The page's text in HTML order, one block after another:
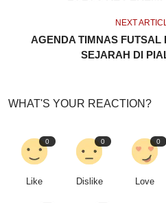
NEXT
AGENDA TIMNAS FUTSAL
SEJARAH DI
WHAT'S YOUR REACTION?
0
Like
0
Dislike
0
Love